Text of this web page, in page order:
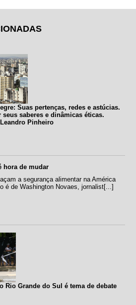
Suas pertenças, redes e astúcias.
seus saberes e dinâmicas éticas.
Pinheiro
hora de mudar
a segurança alimentar na América
é de Washington Novaes, jornalist[...]
Rio Grande do Sul é tema de debate